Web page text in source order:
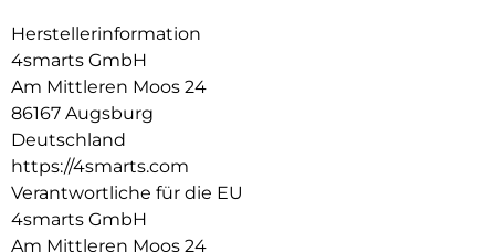
das Smartphone anpassen. Dies ermöglicht eine mühelose
Effizientes Aufladen: Mit dem PDPlug Slim 20W GaN
Netzladegerät kannst du dein neues iPhone Air schnell und
effizient aufladen. Dank des USB-C Ports mit Power Delivery
3.0 bist du mit bis zu 20 Watt Ladeleistung bestens versorgt.
Vollständiger Schutz: Erlebe den ultimativen Rundumschutz
mit unserer Kombination aus 9H-Schutzglas und MagSafe-
Hülle. Das 9H-Schutzglas schützt das Display deines iPhone
Air effektiv vor Kratzern und Stößen, während die
Berührungsempfindlichkeit und die Gesichtserkennung
Herstellerinformation
4smarts GmbH
Am Mittleren Moos 24
86167 Augsburg
Deutschland
https://4smarts.com
Verantwortliche für die EU
4smarts GmbH
Am Mittleren Moos 24